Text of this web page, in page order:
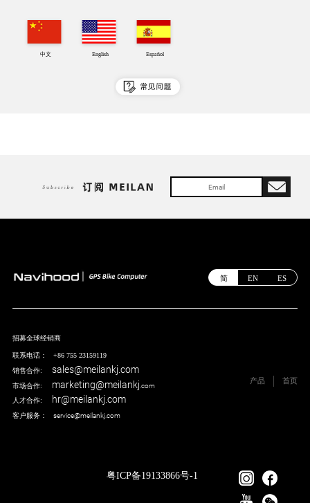
中文 English Español
简 EN ES
招募全球经销商
联系电话： +86 755 23159119
销售合作:
sales@meilankj.com
市场合作: marketing@meilankj.com
人才合作:
hr@meilankj.com
客户服务： service@meilankj.com
产品 首页
粤ICP备19133866号-1